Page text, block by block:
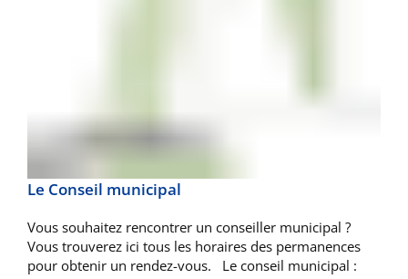
Le Conseil municipal
Vous souhaitez rencontrer un conseiller municipal ?
Vous trouverez ici tous les horaires des permanences
pour obtenir un rendez-vous. Le conseil municipal :